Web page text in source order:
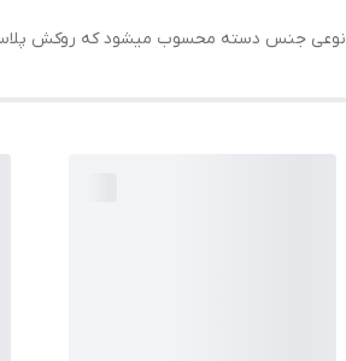
نوعی جنس دسته محسوب میشود که روکش